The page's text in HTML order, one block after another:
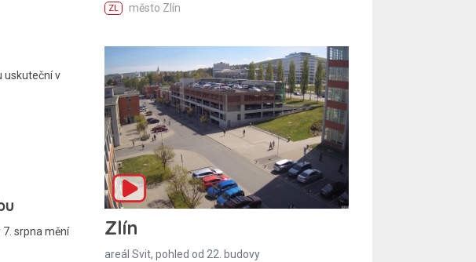
uskuteční v
7. srpna mění
ZL město Zlín
Zlín
areál Svit, pohled od 22. budovy